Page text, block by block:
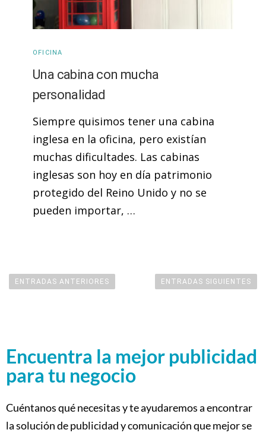
OFICINA
Una cabina con mucha
personalidad
Siempre quisimos tener una cabina
inglesa en la oficina, pero existían
muchas dificultades. Las cabinas
inglesas son hoy en día patrimonio
protegido del Reino Unido y no se
pueden importar, …
ENTRADAS ANTERIORES ENTRADAS SIGUIENTES
Encuentra la mejor publicidad
para tu negocio
Cuéntanos qué necesitas y te ayudaremos a encontrar
la solución de publicidad y comunicación que mejor se